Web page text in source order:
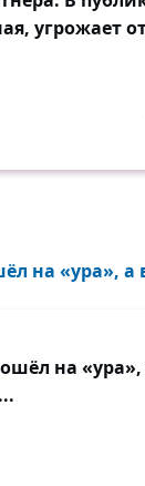
угрожает
на «ура», а
на